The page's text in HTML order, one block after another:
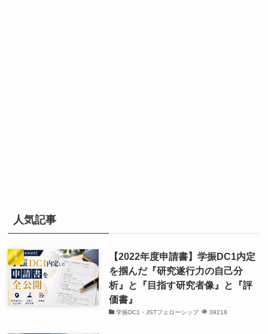
人気記事
【2022年度申請書】学振DC1内定
を掴んだ『研究遂行力の自己分
析』と『目指す研究者像』と『評
価書』
学振DC1・JSTフェローシップ 39218